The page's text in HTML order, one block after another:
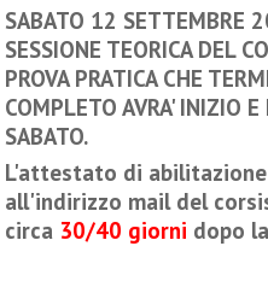
SABATO 12 SETTEMBRE
SESSIONE TEORICA DEL
PROVA PRATICA CHE
COMPLETO AVRA' INIZIO
SABATO.
L'attestato di
all'indirizzo mail del
circa 30/40 giorni dopo